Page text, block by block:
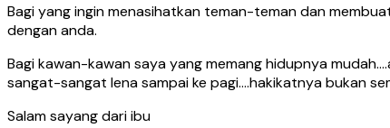
Bagi yang ingin menasihatkan teman-teman dan
dengan anda.
Bagi kawan-kawan saya yang memang hidupnya
sangat-sangat lena sampai ke pagi….hakikatnya bukan
Salam sayang dari ibu